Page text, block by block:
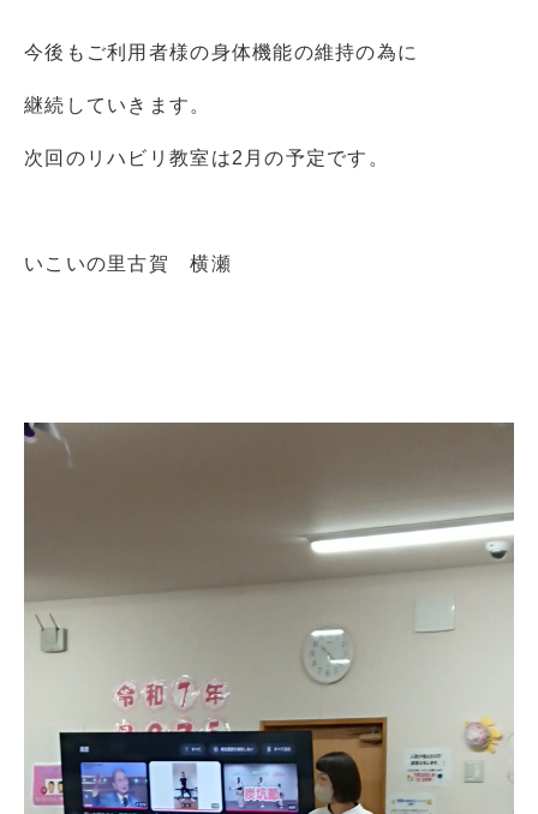
今後もご利用者様の身体機能の維持の為に
継続していきます。
次回のリハビリ教室は2月の予定です。
いこいの里古賀 横瀬